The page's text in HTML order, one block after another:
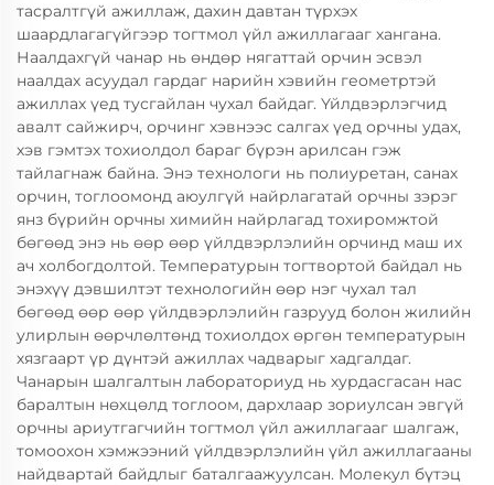
тасралтгүй ажиллаж, дахин давтан түрхэх
шаардлагагүйгээр тогтмол үйл ажиллагааг хангана.
Наалдахгүй чанар нь өндөр нягаттай орчин эсвэл
наалдах асуудал гардаг нарийн хэвийн геометртэй
ажиллах үед тусгайлан чухал байдаг. Үйлдвэрлэгчид
авалт сайжирч, орчинг хэвнээс салгах үед орчны удах,
хэв гэмтэх тохиолдол бараг бүрэн арилсан гэж
тайлагнаж байна. Энэ технологи нь полиуретан, санах
орчин, тоглоомонд аюулгүй найрлагатай орчны зэрэг
янз бүрийн орчны химийн найрлагад тохиромжтой
бөгөөд энэ нь өөр өөр үйлдвэрлэлийн орчинд маш их
ач холбогдолтой. Температурын тогтвортой байдал нь
энэхүү дэвшилтэт технологийн өөр нэг чухал тал
бөгөөд өөр өөр үйлдвэрлэлийн газрууд болон жилийн
улирлын өөрчлөлтөнд тохиолдох өргөн температурын
хязгаарт үр дүнтэй ажиллах чадварыг хадгалдаг.
Чанарын шалгалтын лабораториуд нь хурдасгасан нас
баралтын нөхцөлд тоглоом, дархлаар зориулсан эвгүй
орчны ариутгагчийн тогтмол үйл ажиллагааг шалгаж,
томоохон хэмжээний үйлдвэрлэлийн үйл ажиллагааны
найдвартай байдлыг баталгаажуулсан. Молекул бүтэц